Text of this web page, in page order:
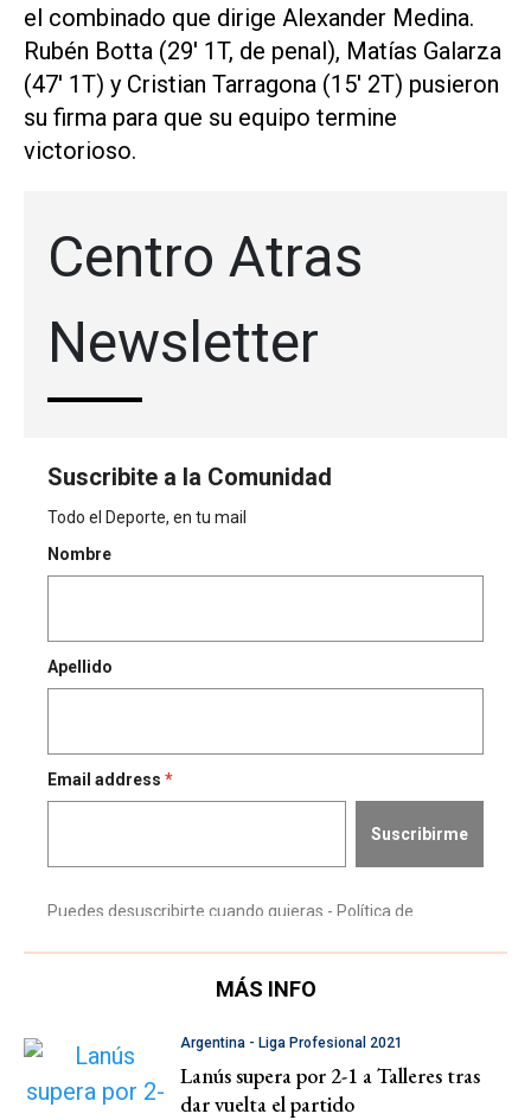
el combinado que dirige Alexander Medina.
Rubén Botta (29' 1T, de penal), Matías Galarza
(47' 1T) y Cristian Tarragona (15' 2T) pusieron
su firma para que su equipo termine
victorioso.
MÁS INFO
Argentina - Liga Profesional 2021
Lanús supera por 2-1 a Talleres tras
dar vuelta el partido